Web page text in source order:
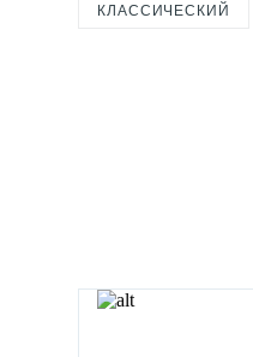
КЛАССИЧЕСКИЙ